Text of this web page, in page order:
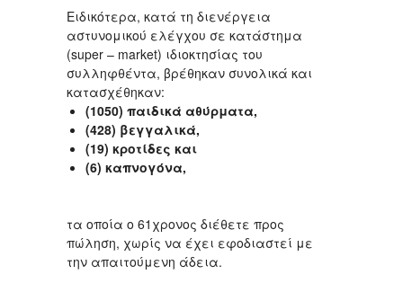
Ειδικότερα, κατά τη διενέργεια
αστυνομικού ελέγχου σε κατάστημα
(super – market) ιδιοκτησίας του
συλληφθέντα, βρέθηκαν συνολικά και
κατασχέθηκαν:
(1050) παιδικά αθύρματα,
(428) βεγγαλικά,
(19) κροτίδες και
(6) καπνογόνα,
τα οποία ο 61χρονος διέθετε προς
πώληση, χωρίς να έχει εφοδιαστεί με
την απαιτούμενη άδεια.